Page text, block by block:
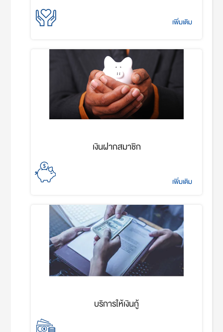
เพิ่มเติม
เงินฝากสมาชิก
เพิ่มเติม
บริการให้เงินกู้